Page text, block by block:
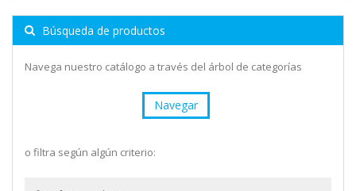
Búsqueda de productos
Navega nuestro catálogo a través del árbol de categorías
Navegar
o filtra según algún criterio: